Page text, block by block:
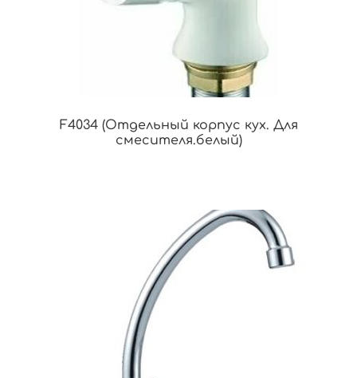
F4034 (Отдельный корпус кух. Для
смесителя.белый)